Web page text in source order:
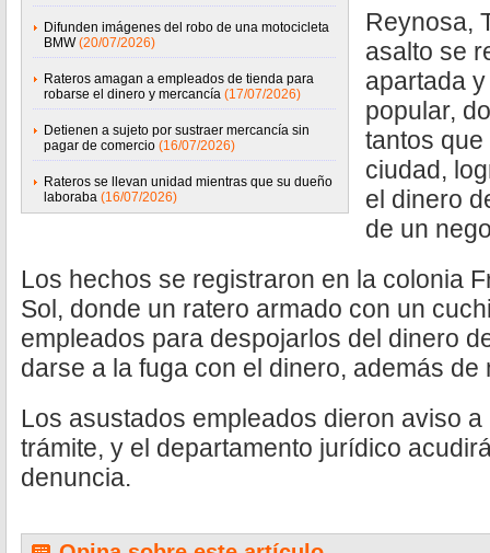
Difunden imágenes del robo de una motocicleta
BMW (20/07/2026)
Rateros amagan a empleados de tienda para
robarse el dinero y mercancía (17/07/2026)
Detienen a sujeto por sustraer mercancía sin
pagar de comercio (16/07/2026)
Rateros se llevan unidad mientras que su dueño
laboraba (16/07/2026)
Reynosa,
asalto se
apartada
popular,
tantos
ciudad,
el dinero
de un
Los hechos se registraron en la colonia
Sol, donde un ratero armado con un
empleados para despojarlos del dinero
darse a la fuga con el dinero, además
Los asustados empleados dieron aviso
trámite, y el departamento jurídico
denuncia.